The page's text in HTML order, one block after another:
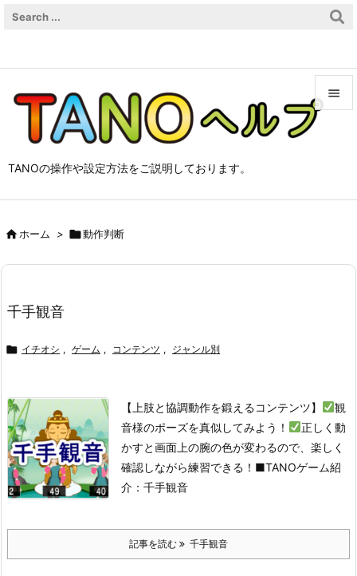
TANOの操作や設定方法をご説明しております。

次へ
ホーム > 動作判断
千手観音
 イチオシ , ゲーム , コンテンツ , ジャンル別
【上肢と協調動作を鍛えるコンテンツ】
観
音様のポーズを真似してみよう！
正しく動
かすと画面上の腕の色が変わるので、楽しく
確認しながら練習できる！ ■TANOゲーム紹
介：千手観音
記事を読む 千手観音